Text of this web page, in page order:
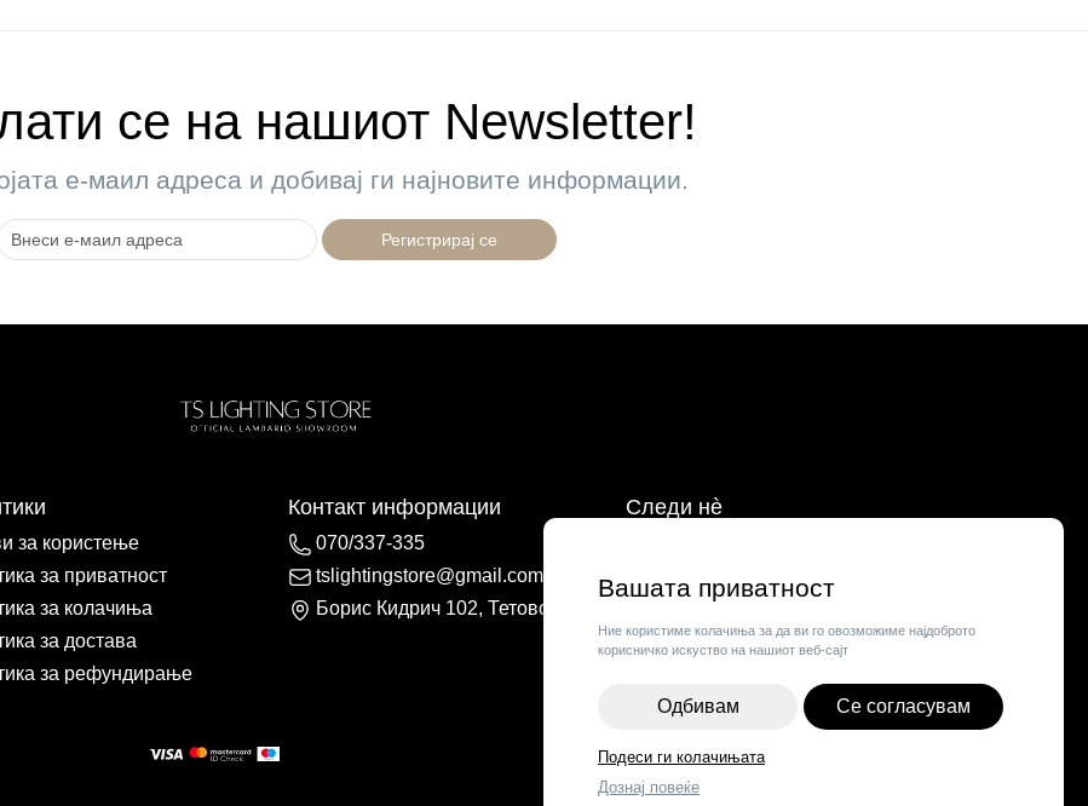
Вашата приватност
Ние користиме колачиња за да ви го овозможиме најдоброто
корисничко искуство на нашиот веб-сајт
Одбивам Се согласувам
Подеси ги колачињата
Дознај повеќе
се на нашиот Newsletter!
е-маил адреса и добивај ги најновите информации.
Регистрирај се
за користење
за приватност
за колачиња
за достава
за рефундирање
Контакт информации
070/337-335
tslightingstore@gmail.com
Борис Кидрич 102, Тетово
Следи нè
Tik Tok